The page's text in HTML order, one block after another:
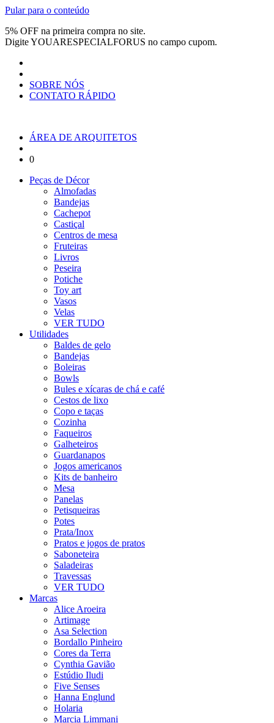
Pular para o conteúdo
5% OFF na primeira compra no site.
DigiteYOUARESPECIALFORUS no campo cupom.
SOBRE NÓS
CONTATO RÁPIDO
ÁREA DE ARQUITETOS
0
Peças de Décor
Almofadas
Bandejas
Cachepot
Castiçal
Centros de mesa
Fruteiras
Livros
Peseira
Potiche
Toy art
Vasos
Velas
VER TUDO
Utilidades
Baldes de gelo
Bandejas
Boleiras
Bowls
Bules e xícaras de chá e café
Cestos de lixo
Copo e taças
Cozinha
Faqueiros
Galheteiros
Guardanapos
Jogos americanos
Kits de banheiro
Mesa
Panelas
Petisqueiras
Potes
Prata/Inox
Pratos e jogos de pratos
Saboneteira
Saladeiras
Travessas
VER TUDO
Marcas
Alice Aroeira
Artimage
Asa Selection
Bordallo Pinheiro
Cores da Terra
Cynthia Gavião
Estúdio Iludi
Five Senses
Hanna Englund
Holaria
Marcia Limmani